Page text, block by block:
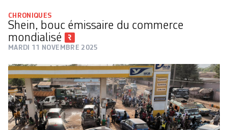
CHRONIQUES
Shein, bouc émissaire du commerce
mondialisé
MARDI 11 NOVEMBRE 2025